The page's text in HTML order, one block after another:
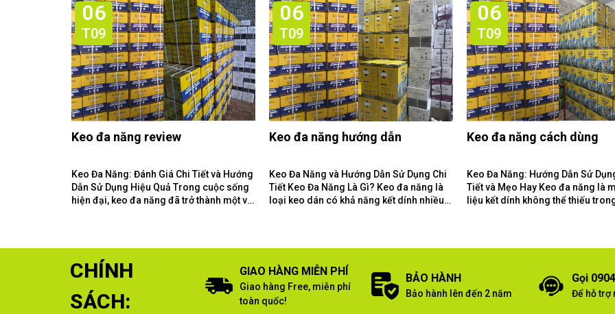
06
T09
Keo đa năng review
Keo Đa Năng: Đánh Giá Chi Tiết và Hướng
Dẫn Sử Dụng Hiệu Quả Trong cuộc sống
hiện đại, keo đa năng đã trở thành một vật
06
T09
Keo đa năng hướng dẫn
Keo Đa Năng và Hướng Dẫn Sử Dụng Chi
Tiết Keo Đa Năng Là Gì? Keo đa năng là
loại keo dán có khả năng kết dính nhiều
06
T09
Keo đa năng cách dùng
Keo Đa Năng: Hướng Dẫn Sử
Tiết và Mẹo Hay Keo đa năng là một vật
liệu kết dính không thể thiếu
CHÍNH
SÁCH:
GIAO HÀNG MIỄN PHÍ
Giao hàng Free, miễn phí
toàn quốc!
BẢO HÀNH
Bảo hành lên đến 2 năm
Gọi
Để hỗ trợ